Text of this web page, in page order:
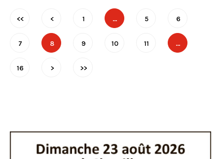
<< < 1 … 5 6
7 8 9 10 11 …
16 > >>